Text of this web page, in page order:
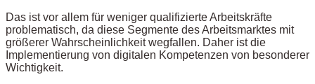
Das ist vor allem für weniger qualifizierte Arbeitskräfte
problematisch, da diese Segmente des Arbeitsmarktes mit
größerer Wahrscheinlichkeit wegfallen. Daher ist die
Implementierung von digitalen Kompetenzen von besonderer
Wichtigkeit.